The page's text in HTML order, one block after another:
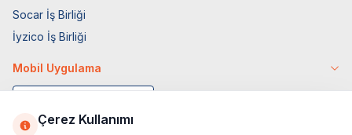
Socar İş Birliği
İyzico İş Birliği
Mobil Uygulama
Çerez Kullanımı